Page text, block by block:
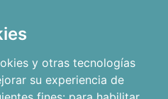
y otras tecnologías
su experiencia de